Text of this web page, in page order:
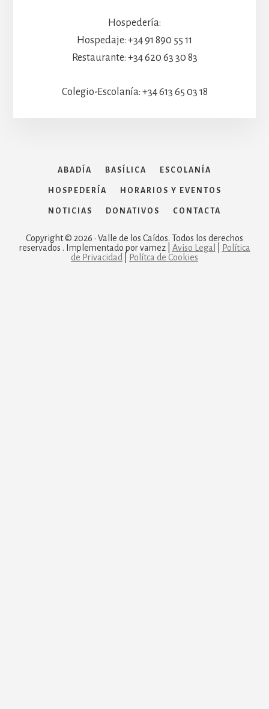
Hospedería:
Hospedaje: +34 91 890 55 11
Restaurante: +34 620 63 30 83
Colegio-Escolanía: +34 613 65 03 18
ABADÍA BASÍLICA ESCOLANÍA
HOSPEDERÍA HORARIOS Y EVENTOS
NOTICIAS DONATIVOS CONTACTA
Copyright © 2026 · Valle de los Caídos. Todos los derechos
reservados . Implementado por vamez | Aviso Legal
Política
de Privacidad
Polítca de Cookies